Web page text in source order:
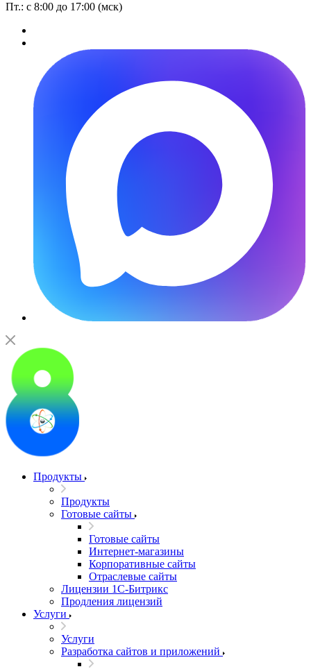
Пт.: с 8:00 до 17:00 (мск)
Продукты
Продукты
Готовые сайты
Готовые сайты
Интернет-магазины
Корпоративные сайты
Отраслевые сайты
Лицензии 1С-Битрикс
Продления лицензий
Услуги
Услуги
Разработка сайтов и приложений